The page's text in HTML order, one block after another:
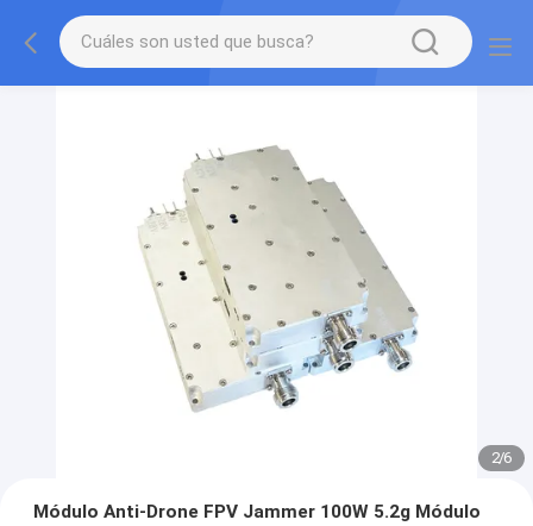
2/6
Módulo Anti-Drone FPV Jammer 100W 5.2g Módulo